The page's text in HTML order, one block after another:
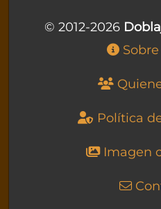
© 2012-2026
Política
Imagen